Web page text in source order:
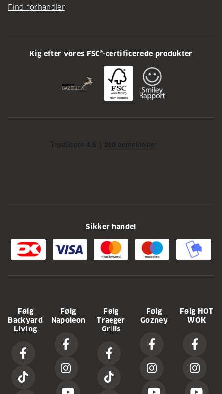
Find forhandler
Kig efter vores FSC®-certificerede produkter
Sikker handel
Følg
Backyard
Living
Følg
Napoleon
Følg
Traeger
Grills
Følg
Gozney
Følg HOT
WOK